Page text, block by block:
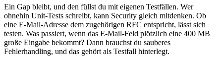
Ein Gap bleibt, und den füllst du mit eigenen Testfällen. Wer
ohnehin Unit-Tests schreibt, kann Security gleich mitdenken. Ob
eine E-Mail-Adresse dem zugehörigen RFC entspricht, lässt sich
testen. Was passiert, wenn das E-Mail-Feld plötzlich eine 400 MB
große Eingabe bekommt? Dann brauchst du sauberes
Fehlerhandling, und das gehört als Testfall hinterlegt.